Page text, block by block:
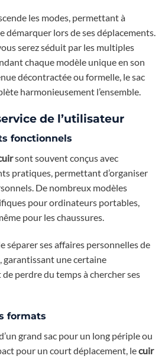
les modes, permettant à
démarquer lors de ses déplacements.
serez séduit par les multiples
chaque modèle unique en son
décontractée ou formelle, le sac
harmonieusement l’ensemble.
de l’utilisateur
fonctionnels
sont souvent conçus avec
pratiques, permettant d’organiser
De nombreux modèles
pour ordinateurs portables,
pour les chaussures.
séparer ses affaires personnelles de
garantissant une certaine
perdre du temps à chercher ses
formats
grand sac pour un long périple ou
pour un court déplacement, lecuir